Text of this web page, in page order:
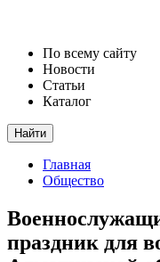
По всему сайту
Новости
Статьи
Каталог
Найти
Главная
Общество
праздник для